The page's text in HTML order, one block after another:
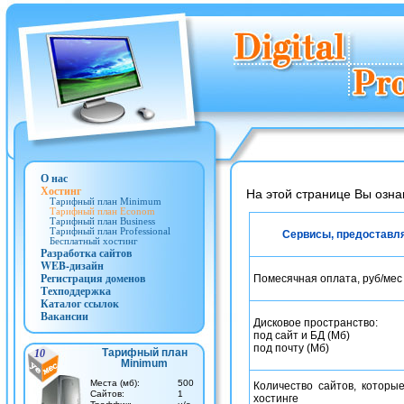
О нас
Хостинг
Тарифный план Minimum
Тарифный план Econom
Тарифный план Business
Тарифный план Professional
Бесплатный хостинг
Разработка сайтов
WEB-дизайн
Регистрация доменов
Техподдержка
Каталог ссылок
Вакансии
На этой странице Вы
Сервисы,
Помесячная оплата, руб/мес
Дисковое пространство:
под сайт и БД (Мб)
под почту (Мб)
Количество сайтов,
хостинге
10
Тарифный план
Minimum
Места (мб):
Cайтов:
500
1